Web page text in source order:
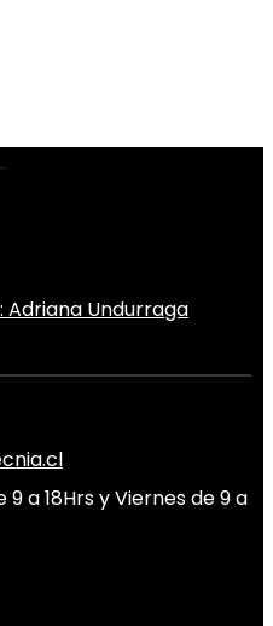
Adriana Undurraga
9 a 18Hrs y Viernes de 9 a